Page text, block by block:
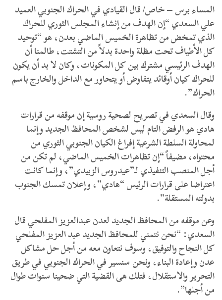
المساء برس – خاص/ قال القيادي في الحراك الجنوبي العميد
علي السعدي “إن الهدف من إنشاء المجلس الثوري للحراك
الذي تمخض من تظاهرة الخميس الماضي بعدن، هو “توحيد
كل الأطياف تحت مظلة واحدة بدلاً من التشتت، طالمنا أن
الهدف الرئيسي مشترك بين كل المكونات، وكان لا بد أن يكون
للحراك كيان أوقائد يتفاوض أو يتحاور مع الداخل والخارج باسم
الحراك”.
وقال السعدي في تصريح لصحية روسية إن موقفه من قرارات
هادي هو الرفض التام ليس لشخص المحافظ الجديد وإنما
لمحاولة السلطة الشرعية إفراغ الكيان الجنوبي الثوري من
محتواه، مضيفاً “إن تظاهرات الخميس الماضي، لم تكن من
أجل المنصب التنفيذي لـ”عيدروس الزبيدي”، وإنما كانت
اعتراضا على قرارات الرئيس “هادي”، وإعلان تمسك الجنوب
بدولته المستقلة”.
وعن موقفه من المحافظ الجديد لعدن عبدالعزيز المفلحي قال
السعدي: “نحن نتمني للمحافظ الجديد عبد العزيز المفلحي
كل النجاح والتوفيق، وسوف نتعاون معه من أجل حل مشاكل
عدن وإعادة البناء، ونحن سنسير في الحراك الجنوبي في طريق
التحرير والاستقلال، فتلك هى القضية التي ضحينا سنوات طوال
من أجلها”.